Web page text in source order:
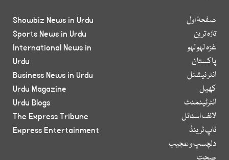
صفحۂ اول
تازہ ترین
غزہ لہو لہو
پاکستان
انٹر نیشنل
کھیل
انٹرٹینمنٹ
لائف اسٹائل
ٹاپ ٹرینڈ
دلچسپ و عجیب
Showbiz News in Urdu
Sports News in Urdu
International News in
Urdu
Business News in Urdu
Urdu Magazine
Urdu Blogs
The Express Tribune
Express Entertainment